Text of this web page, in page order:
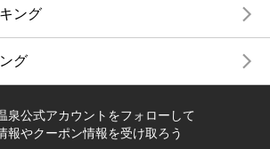
ング
グ
泉公式アカウントをフォローして
報やクーポン情報を受け取ろう